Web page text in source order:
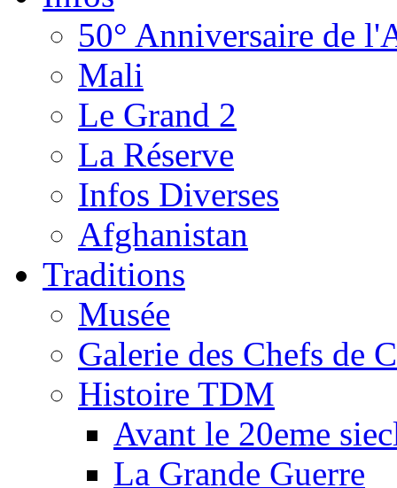
50° Anniversaire de
Mali
Le Grand 2
La Réserve
Infos Diverses
Afghanistan
Traditions
Musée
Galerie des Chefs de
Histoire TDM
Avant le 20eme
La Grande Guerre